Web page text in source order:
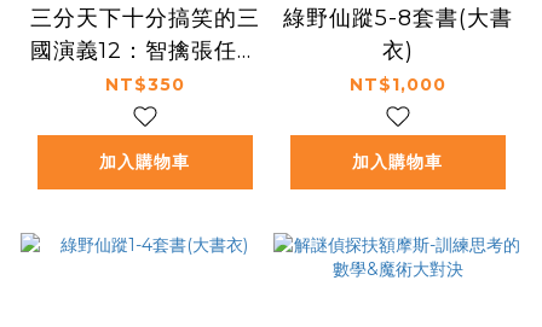
三分天下十分搞笑的三
國演義12：智擒張任／
劉備得馬超／曹操平漢
中──爆笑中學英雄智
慧
NT$350
加入購物車
綠野仙蹤5-8套書(大書
衣)
NT$1,000
加入購物車